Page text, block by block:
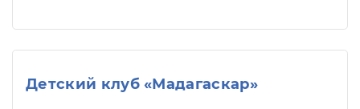
Детский клуб «Мадагаскар»